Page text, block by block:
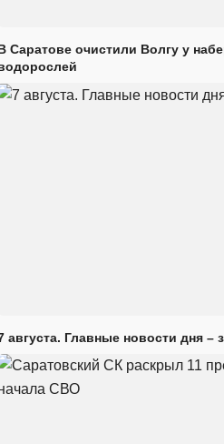
Саратове очистили Волгу у
августа. Главные новости дня –